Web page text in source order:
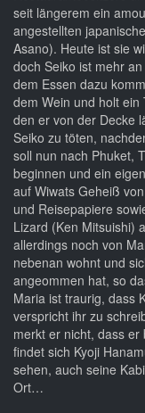
seit längerem ein
angestellten
Asano). Heute ist sie
doch Seiko ist mehr
dem Essen dazu
dem Wein und holt ein
den er von der Decke
Seiko zu töten,
soll nun nach Phuket,
beginnen und ein
auf Wiwats Geheiß
und Reisepapiere
Lizard (Ken Mitsuishi)
allerdings noch von
nebenan wohnt und
angeommen hat, so
Maria ist traurig, dass
verspricht ihr zu
merkt er nicht, dass
findet sich Kyoji
sehen, auch seine
Ort…